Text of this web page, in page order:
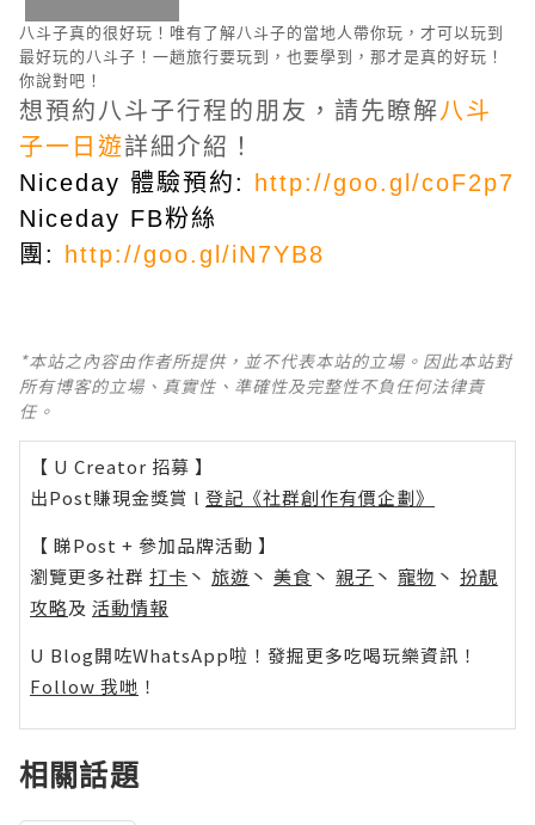
八斗子真的很好玩！唯有了解八斗子的當地人帶你玩，才可以玩到
最好玩的八斗子！一趟旅行要玩到，也要學到，那才是真的好玩！
你說對吧！
想預約八斗子行程的朋友，請先瞭解八斗
子一日遊詳細介紹！
Niceday 體驗預約:
http://goo.gl/coF2p7
Niceday FB粉絲
團:
http://goo.gl/iN7YB8
*本站之內容由作者所提供，並不代表本站的立場。因此本站對
所有博客的立場、真實性、準確性及完整性不負任何法律責
任。
【 U Creator 招募 】
出Post賺現金獎賞 l 登記《社群創作有價企劃》
【 睇Post + 參加品牌活動 】
瀏覽更多社群 打卡 丶 旅遊 丶 美食 丶 親子 丶 寵物 丶 扮靚
攻略及 活動情報
U Blog開咗WhatsApp啦！發掘更多吃喝玩樂資訊！
Follow 我哋 ！
相關話題